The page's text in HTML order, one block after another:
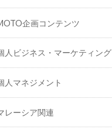
企画コンテンツ
人ビジネス・マーケティング
人マネジメント
レーシア関連